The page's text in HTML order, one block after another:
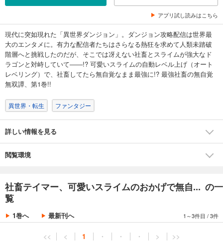
アプリ試し読みはこちら
現代に突如現れた「異世界ダンジョン」。ダンジョン攻略配信は世界最
大のエンタメに。有力な配信者たちはさらなる熱狂を求めて人類未踏破
階層へと挑戦したのだが、そこでは冴えない社畜とスライムが強大なド
ラゴンと対峙していて――!? 可愛いスライムの自動レベル上げ（オート
レベリング）で、社畜してたら無自覚なまま最強に!? 最強社畜の無自覚
無双譚、第1巻!!
異世界・転生 ファンタジー
詳しい情報を見る
閲覧環境
社畜テイマー、可愛いスライムのおかげで無自... の一
覧
1巻へ 最新刊へ 1～3件目 /3件
<< < 1 ・ ・ ・ > >>